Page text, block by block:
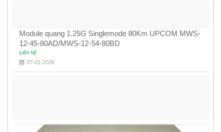
Module quang 1.25G Singlemode 80Km UPCOM MWS-
12-45-80AD/MWS-12-54-80BD
Liên hệ
07-01-2026